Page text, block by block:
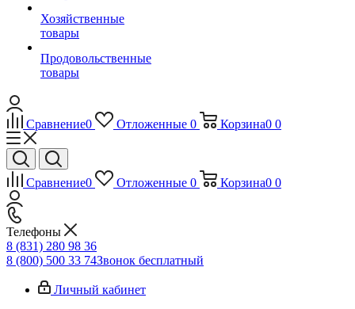
Хозяйственные
товары
Продовольственные
товары
Сравнение0 Отложенные 0 Корзина0 0
Сравнение0 Отложенные 0 Корзина0 0
Телефоны
8 (831) 280 98 36
8 (800) 500 33 74Звонок бесплатный
Личный кабинет